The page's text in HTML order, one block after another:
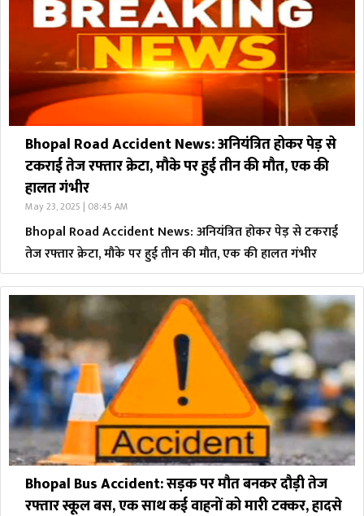
Bhopal Road Accident News: अनियंत्रित होकर पेड़ से
टकराई तेज रफ्तार क्रेटा, मौके पर हुई तीन की मौत, एक की
हालत गंभीर
May 23, 2025 | 08:45 AM
Bhopal Road Accident News: अनियंत्रित होकर पेड़ से टकराई
तेज रफ्तार क्रेटा, मौके पर हुई तीन की मौत, एक की हालत गंभीर
Bhopal Bus Accident: सड़क पर मौत बनकर दौड़ी तेज
रफ्तार स्कूल बस, एक साथ कई वाहनों को मारी टक्कर, हादसे